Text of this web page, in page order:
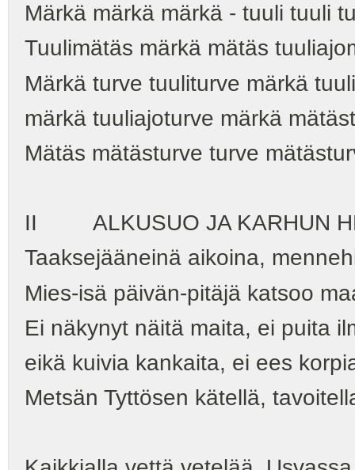
Märkä märkä märkä - tuuli tuuli
Tuulimätäs märkä mätäs
Märkä turve tuuliturve märkä
märkä tuuliajoturve märkä
Mätäs mätästurve turve
II ALKUSUO JA KARHUN
Taaksejääneinä aikoina,
Mies-isä päivän-pitäjä katsoo
Ei näkynyt näitä maita, ei puita
eikä kuivia kankaita, ei ees
Metsän Tyttösen kätellä,